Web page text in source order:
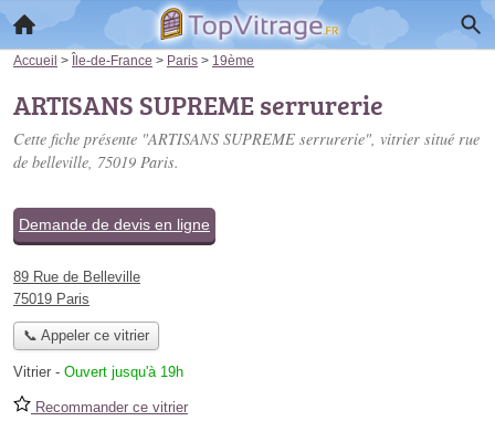
Accueil > Île-de-France > Paris > 19ème
ARTISANS SUPREME serrurerie
Cette fiche présente "ARTISANS SUPREME serrurerie", vitrier situé rue
de belleville, 75019 Paris.
Demande de devis en ligne
89 Rue de Belleville
75019 Paris
📞 Appeler ce vitrier
Vitrier - Ouvert jusqu'à 19h
Recommander ce vitrier